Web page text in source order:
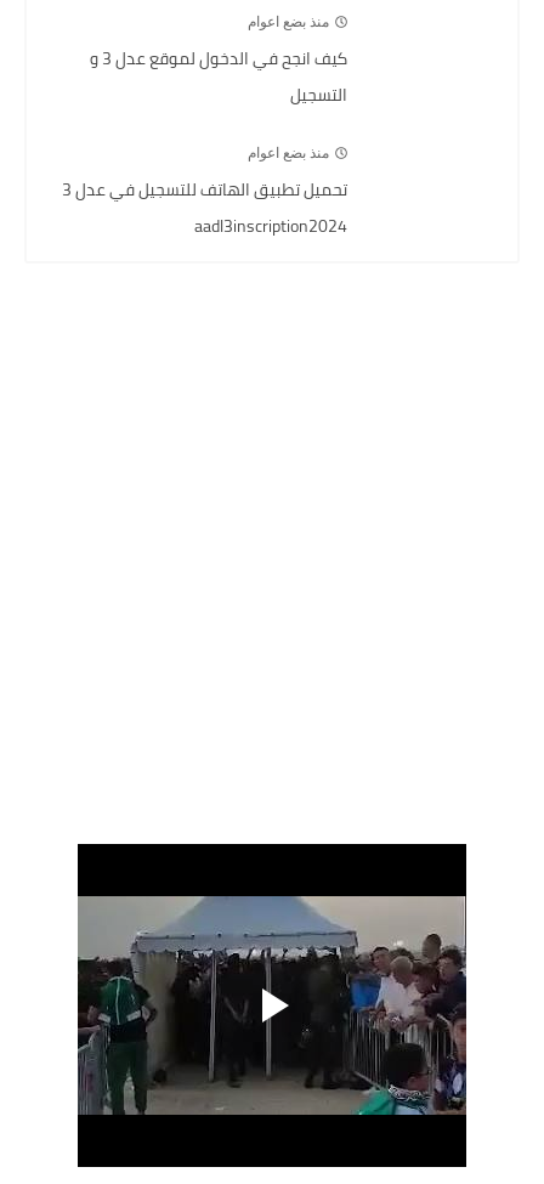
منذ بضع اعوام
كيف انجح في الدخول لموقع عدل 3 و
التسجيل
منذ بضع اعوام
تحميل تطبيق الهاتف للتسجيل في عدل 3
aadl3inscription2024